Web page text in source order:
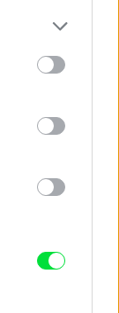
more Google
may click to
tags to
Google